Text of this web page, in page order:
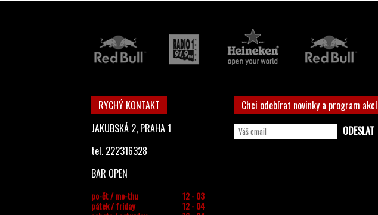
RYCHÝ KONTAKT
JAKUBSKÁ 2, PRAHA 1
tel. 222316328
BAR OPEN
po-čt / mo-thu
12 - 03
pátek / friday
12 - 04
Chci odebírat novinky a program akcí